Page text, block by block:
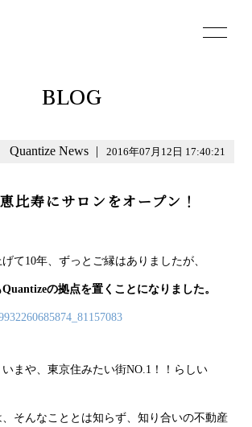
BLOG
Quantize News | 2016年07月12日 17:40:21
寿にサロンをオープン！
て10年、ずっとご縁はありましたが、
の拠点を置くことになりました。
まや、東京住みたい街NO.1！！らしい
そんなこととは知らず、知り合いの不動産